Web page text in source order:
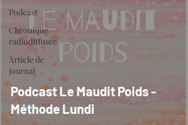
Podcast
Chronique
radiodiffusée
Article de
journal
Podcast Le Maudit Poids -
Méthode Lundi